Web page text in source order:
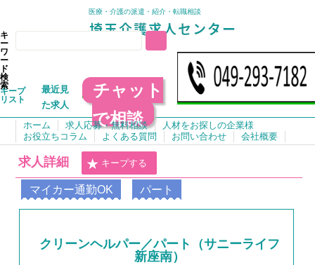
医療・介護の派遣・紹介・転職相談
キ
ー
ワ
ー
ド
検
索
キープ
リスト
最近見
た求人
チャット
で相談
ホーム 求人応募・無料相談
人材をお探しの企業様
お役立ちコラム
よくある質問 お問い合わせ 会社概要
求人詳細 キープする
マイカー通勤OK パート
クリーンヘルパー／パート（サニーライフ
新座南）